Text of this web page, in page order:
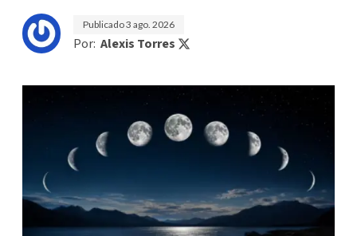
Publicado3 ago. 2026
Por: Alexis Torres